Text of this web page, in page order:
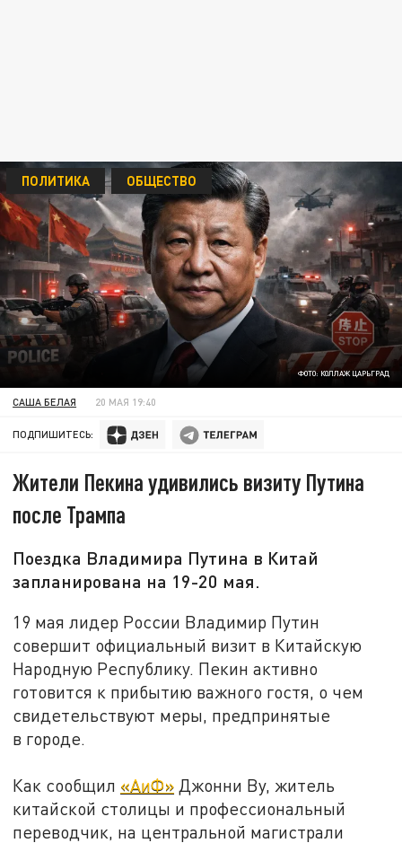
ФОТО: КОЛЛАЖ ЦАРЬГРАД
ПОЛИТИКА ОБЩЕСТВО
САША БЕЛАЯ 20 МАЯ 19:40
ПОДПИШИТЕСЬ:
Жители Пекина удивились визиту Путина
после Трампа
Поездка Владимира Путина в Китай
запланирована на 19-20 мая.
19 мая лидер России Владимир Путин
совершит официальный визит в Китайскую
Народную Республику. Пекин активно
готовится к прибытию важного гостя, о чем
свидетельствуют меры, предпринятые
в городе.
Как сообщил «АиФ» Джонни Ву, житель
китайской столицы и профессиональный
переводчик, на центральной магистрали